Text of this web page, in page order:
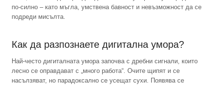
по-силно – като мъгла, умствена бавност и невъзможност да се
подреди мисълта.
Как да разпознаете дигитална умора?
Най-често дигиталната умора започва с дребни сигнали, които
лесно се оправдават с „много работа“. Очите щипят и се
насълзяват, но парадоксално се усещат сухи. Появява се